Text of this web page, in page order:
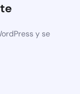
y se